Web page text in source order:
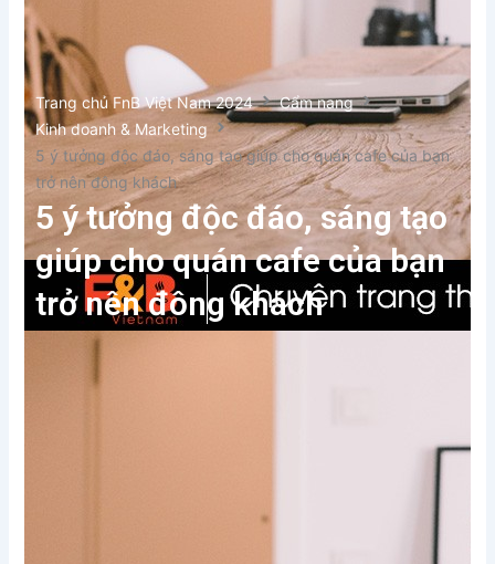
Trang chủ FnB Việt Nam 2024
Cẩm nang
Kinh doanh & Marketing
5 ý tưởng độc đáo, sáng tạo giúp cho quán cafe của bạn
trở nên đông khách
5 ý tưởng độc đáo, sáng tạo
giúp cho quán cafe của bạn
trở nên đông khách